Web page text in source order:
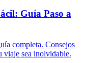
Guía Paso a
completa. Consejos
viaje sea inolvidable.